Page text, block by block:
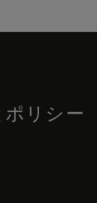
リシー